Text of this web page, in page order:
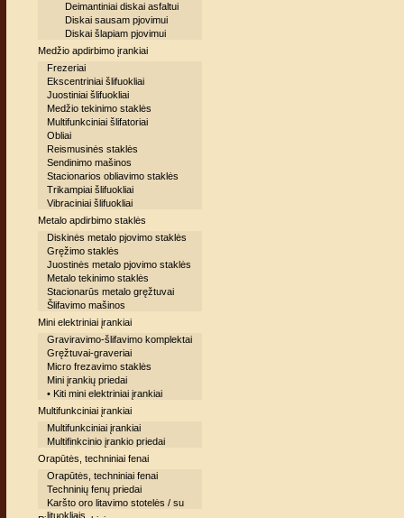
Deimantiniai diskai asfaltui
Diskai sausam pjovimui
Diskai šlapiam pjovimui
Medžio apdirbimo įrankiai
Frezeriai
Ekscentriniai šlifuokliai
Juostiniai šlifuokliai
Medžio tekinimo staklės
Multifunkciniai šlifatoriai
Obliai
Reismusinės staklės
Sendinimo mašinos
Stacionarios obliavimo staklės
Trikampiai šlifuokliai
Vibraciniai šlifuokliai
Metalo apdirbimo staklės
Diskinės metalo pjovimo staklės
Gręžimo staklės
Juostinės metalo pjovimo staklės
Metalo tekinimo staklės
Stacionarūs metalo gręžtuvai
Šlifavimo mašinos
Mini elektriniai įrankiai
Graviravimo-šlifavimo komplektai
Gręžtuvai-graveriai
Micro frezavimo staklės
Mini įrankių priedai
• Kiti mini elektriniai įrankiai
Multifunkciniai įrankiai
Multifunkciniai įrankiai
Multifinkcinio įrankio priedai
Orapūtės, techniniai fenai
Orapūtės, techniniai fenai
Techninių fenų priedai
Karšto oro litavimo stotelės / su
lituokliais